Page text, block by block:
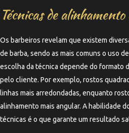
Técnicas de
Os barbeiros revelam que existem
de barba, sendo as mais comuns o uso
escolha da técnica depende do formato
pelo cliente. Por exemplo, rostos
linhas mais arredondadas, enquanto
alinhamento mais angular. A habilidade
técnicas é o que garante um resultado